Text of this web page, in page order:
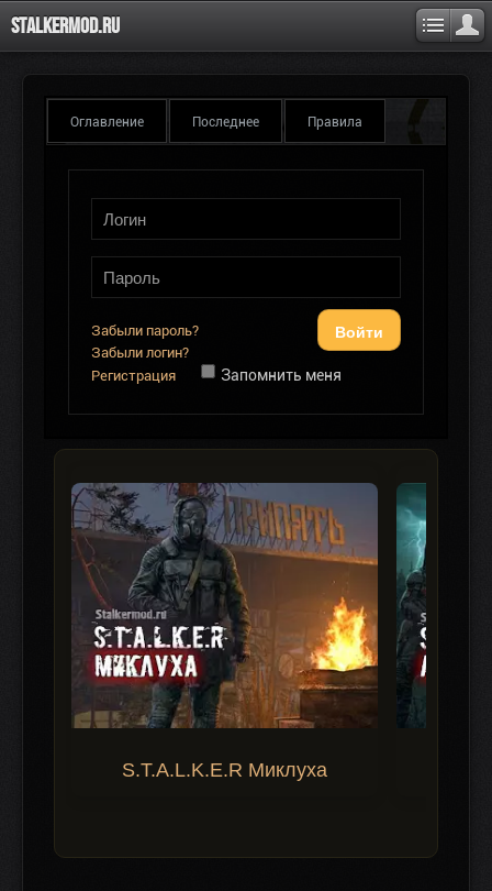
Stalkermod.ru
Оглавление Последнее Правила
Войти
Забыли пароль?
Забыли логин?
Регистрация
Запомнить меня
S.T.A.L.K.E.R Миклуха